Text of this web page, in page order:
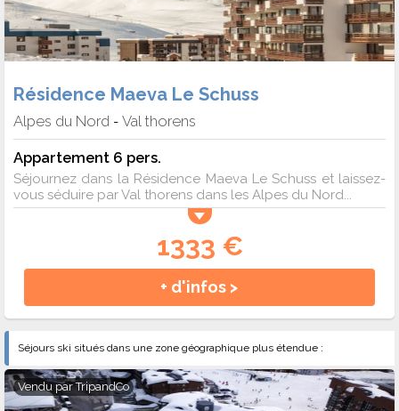
Résidence Maeva Le Schuss
Alpes du Nord - Val thorens
Appartement 6 pers.
Séjournez dans la Résidence Maeva Le Schuss et laissez-
vous séduire par Val thorens dans les Alpes du Nord...
1333 €
+ d'infos >
Séjours ski situés dans une zone géographique plus étendue :
Vendu parTripandCo